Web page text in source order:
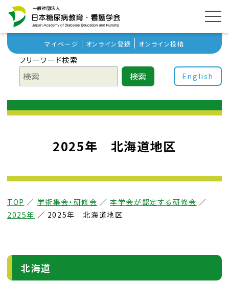
マイページ オンライン登録 オンライン投稿
フリーワード検索
検索 English
2025年 北海道地区
TOP ／ 学術集会・研修会 ／本学会が認定する研修会 ／
2025年 ／ 2025年 北海道地区
北海道